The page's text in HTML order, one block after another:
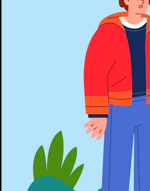
스튜디오를 아우르는 100만 명 이상
Copyright © 2010- Freepik